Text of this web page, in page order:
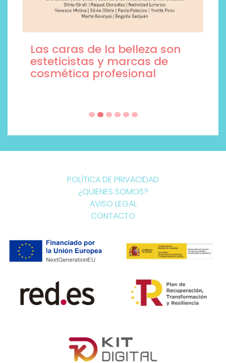
Las caras de la belleza son
esteticistas y marcas de
cosmética profesional
POLÍTICA DE PRIVACIDAD
¿QUIENES SOMOS?
AVISO LEGAL
CONTACTO